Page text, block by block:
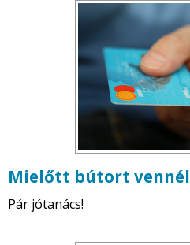
Mielőtt bútort vennél
Pár jótanács!